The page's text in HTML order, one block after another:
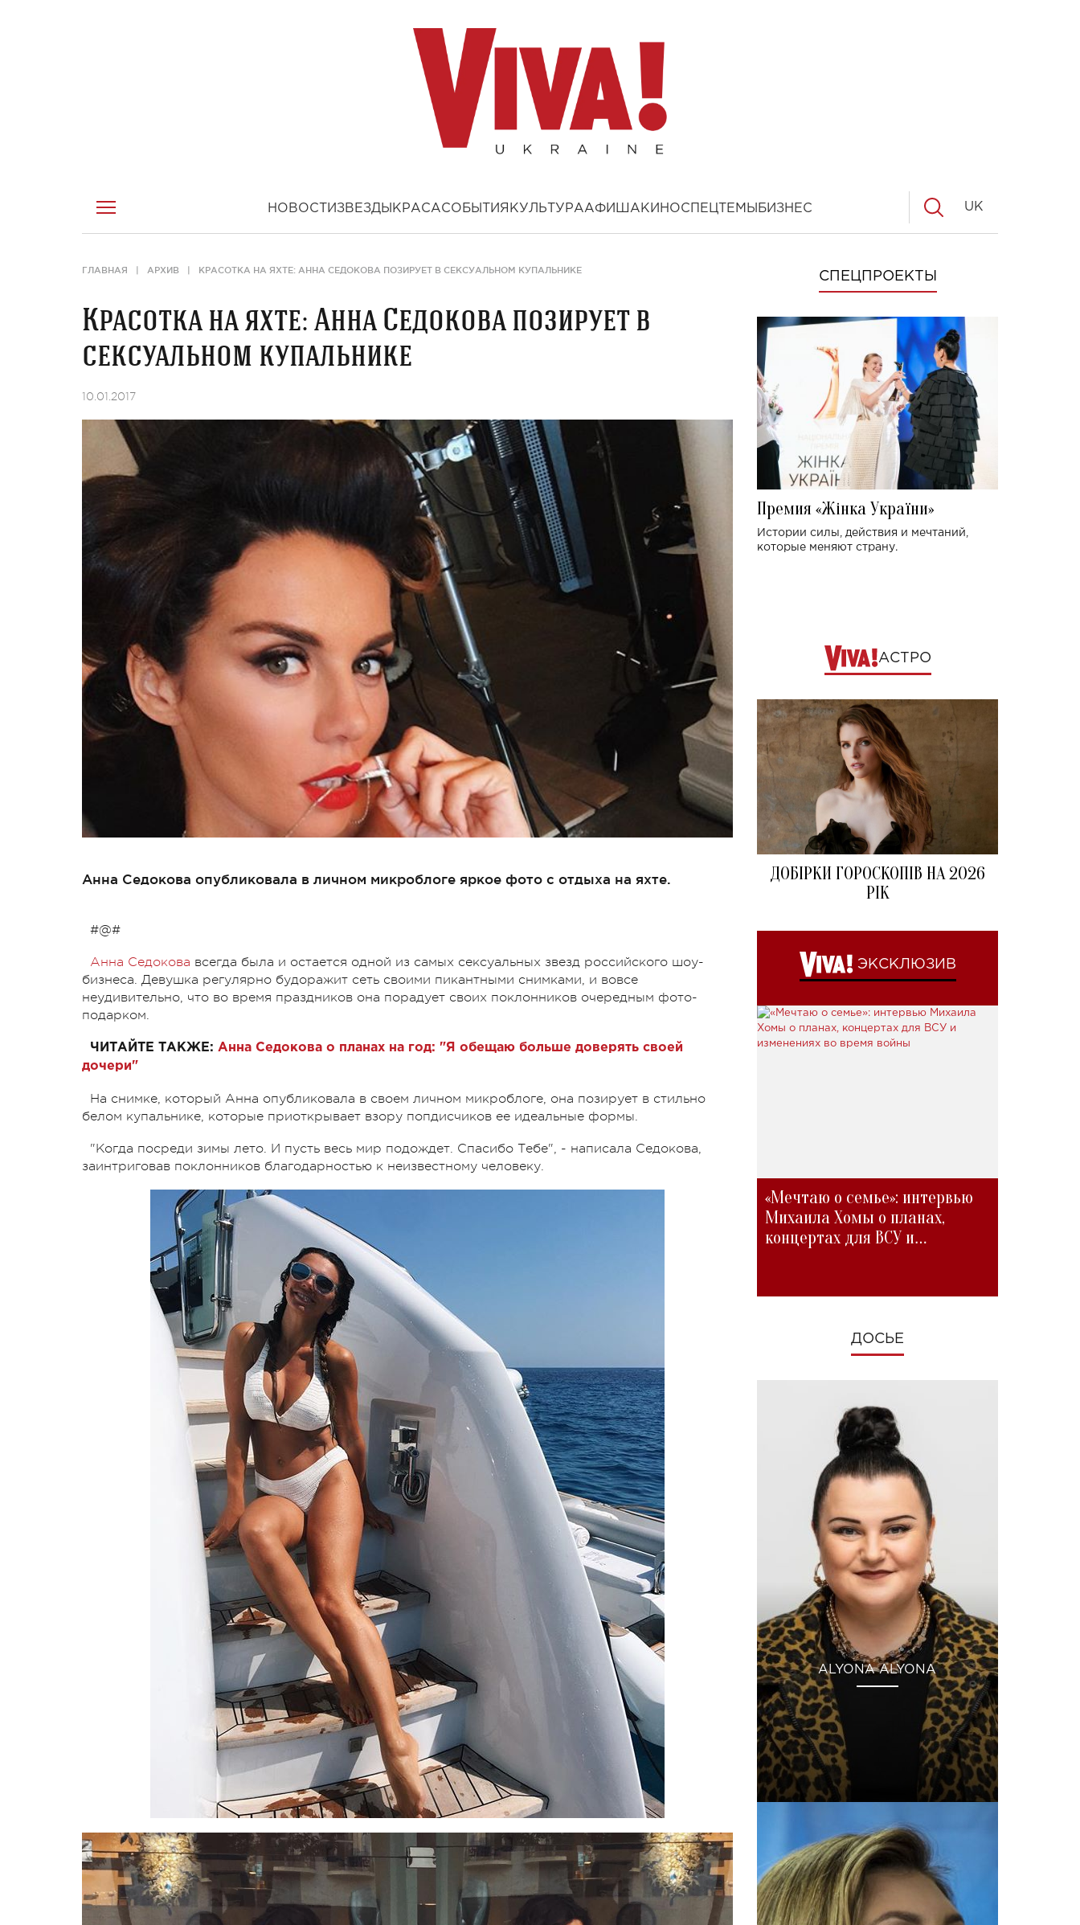
НОВОСТИ ЗВЕЗДЫ КРАСАСОБЫТИЯ КУЛЬТУРААФИША КИНОСПЕЦТЕМЫ БИЗНЕС UK
ГЛАВНАЯ АРХИВ КРАСОТКА НА ЯХТЕ: АННА СЕДОКОВА ПОЗИРУЕТ В СЕКСУАЛЬНОМ КУПАЛЬНИКЕ
Красотка на яхте: Анна Седокова позирует в
сексуальном купальнике
10.01.2017
Анна Седокова опубликовала в личном микроблоге яркое фото с отдыха на яхте.
#@#
Анна Седокова всегда была и остается одной из самых сексуальных звезд российского шоу-
бизнеса. Девушка регулярно будоражит сеть своими пикантными снимками, и вовсе
неудивительно, что во время праздников она порадует своих поклонников очередным фото-
подарком.
ЧИТАЙТЕ ТАКЖЕ: Анна Седокова о планах на год: "Я обещаю больше доверять своей
дочери"
На снимке, который Анна опубликовала в своем личном микроблоге, она позирует в стильно
белом купальнике, которые приоткрывает взору попдисчиков ее идеальные формы.
"Когда посреди зимы лето. И пусть весь мир подождет. Спасибо Тебе", - написала Седокова,
заинтриговав поклонников благодарностью к неизвестному человеку.
СПЕЦПРОЕКТЫ
Премия «Жінка України»
Истории силы, действия и мечтаний,
которые меняют страну.
АСТРО
ДОБІРКИ ГОРОСКОПІВ НА 2026
РІК
ЭКСКЛЮЗИВ
«Мечтаю о семье»: интервью
Михаила Хомы о планах,
концертах для ВСУ и
ДОСЬЕ
ALYONA ALYONA